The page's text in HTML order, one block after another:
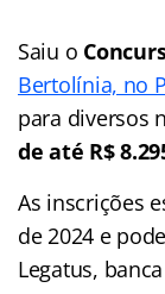
Saiu o
Bertolínia, no
para diversos
de até R$
As inscrições
de 2024 e
Legatus,